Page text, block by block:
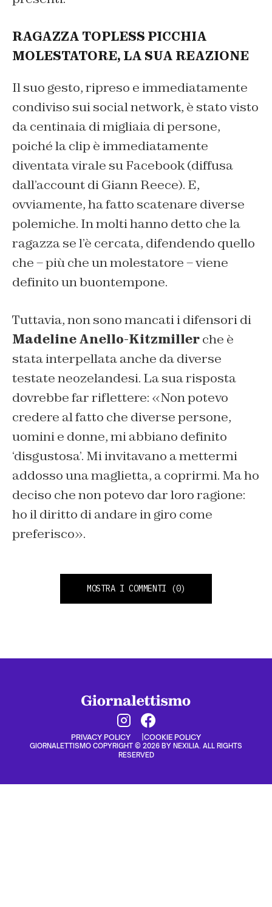
RAGAZZA TOPLESS PICCHIA
MOLESTATORE, LA SUA REAZIONE
Il suo gesto, ripreso e immediatamente
condiviso sui social network, è stato visto
da centinaia di migliaia di persone,
poiché la clip è immediatamente
diventata virale su Facebook (diffusa
dall’account di Giann Reece). E,
ovviamente, ha fatto scatenare diverse
polemiche. In molti hanno detto che la
ragazza se l’è cercata, difendendo quello
che – più che un molestatore – viene
definito un buontempone.
Tuttavia, non sono mancati i difensori di
Madeline Anello-Kitzmillerche è
stata interpellata anche da diverse
testate neozelandesi. La sua risposta
dovrebbe far riflettere: «Non potevo
credere al fatto che diverse persone,
uomini e donne, mi abbiano definito
‘disgustosa’. Mi invitavano a mettermi
addosso una maglietta, a coprirmi. Ma ho
deciso che non potevo dar loro ragione:
ho il diritto di andare in giro come
preferisco».
MOSTRA I COMMENTI (0)
PRIVACY POLICY COOKIE POLICY
GIORNALETTISMO COPYRIGHT © 2026 BY NEXILIA. ALL RIGHTS
RESERVED